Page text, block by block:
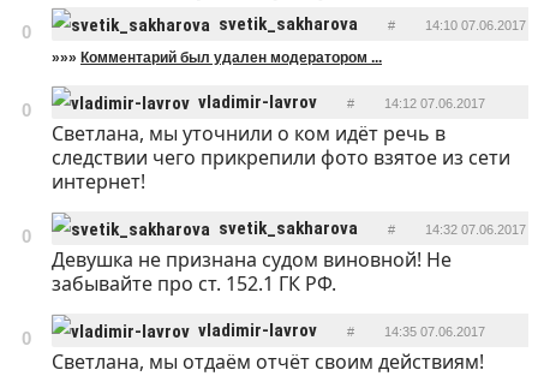
0 svetik_sakharova # 14:10 07.06.2017
»»» Комментарий был удален модератором ...
0 vladimir-lavrov # 14:12 07.06.2017
ОТВЕТИТЬ
Светлана, мы уточнили о ком идёт речь в
следствии чего прикрепили фото взятое из сети
интернет!
0 svetik_sakharova # 14:32 07.06.2017
ОТВЕТИТЬ
Девушка не признана судом виновной! Не
забывайте про ст. 152.1 ГК РФ.
0 vladimir-lavrov # 14:35 07.06.2017
ОТВЕТИТЬ
Светлана, мы отдаём отчёт своим действиям!